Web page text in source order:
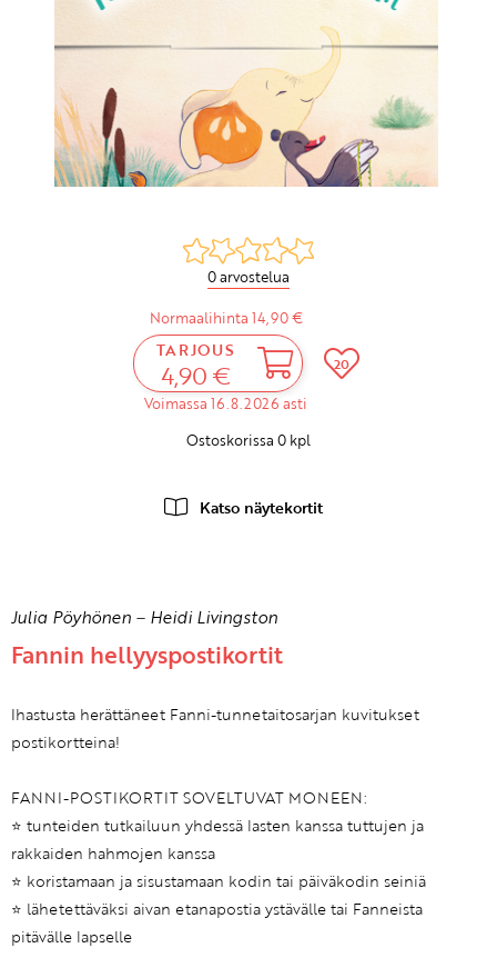
0 arvostelua
Normaalihinta 14,90 €
TARJOUS
4,90 €
Voimassa 16.8.2026 asti
20
Ostoskorissa 0 kpl
Katso näytekortit
Julia Pöyhönen – Heidi Livingston
Fannin hellyyspostikortit
Ihastusta herättäneet Fanni-tunnetaitosarjan kuvitukset
postikortteina!
FANNI-POSTIKORTIT SOVELTUVAT MONEEN:
⭐️ tunteiden tutkailuun yhdessä lasten kanssa tuttujen ja
rakkaiden hahmojen kanssa
⭐️ koristamaan ja sisustamaan kodin tai päiväkodin seiniä
⭐️ lähetettäväksi aivan etanapostia ystävälle tai Fanneista
pitävälle lapselle